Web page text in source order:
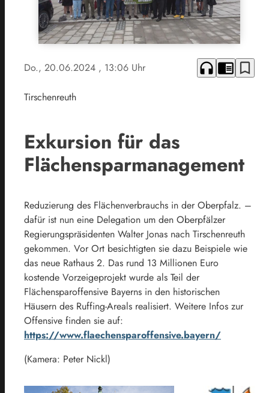
Do., 20.06.2024 , 13:06 Uhr headphones chrome_reader_mode bookmark_border
Tirschenreuth
Exkursion für das
Flächensparmanagement
Reduzierung des Flächenverbrauchs in der Oberpfalz. –
dafür ist nun eine Delegation um den Oberpfälzer
Regierungspräsidenten Walter Jonas nach Tirschenreuth
gekommen. Vor Ort besichtigten sie dazu Beispiele wie
das neue Rathaus 2. Das rund 13 Millionen Euro
kostende Vorzeigeprojekt wurde als Teil der
Flächensparoffensive Bayerns in den historischen
Häusern des Ruffing-Areals realisiert. Weitere Infos zur
Offensive finden sie auf:
https://www.flaechensparoffensive.bayern/
(Kamera: Peter Nickl)